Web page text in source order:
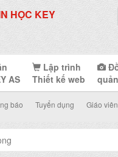
HỌC KEY
AS
Lập trình
Thiết kế web
báo Tuyển dụng Giáo